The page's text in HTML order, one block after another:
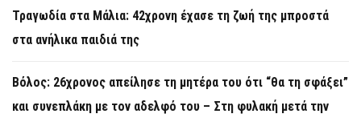
Τραγωδία στα Μάλια: 42χρονη έχασε τη ζωή της μπροστά
στα ανήλικα παιδιά της
Βόλος: 26χρονος απείλησε τη μητέρα του ότι “θα τη σφάξει”
και συνεπλάκη με τον αδελφό του – Στη φυλακή μετά την